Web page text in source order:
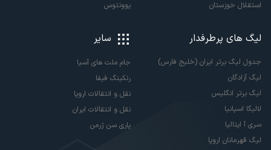
استقلال خوزستان
یوونتوس
لیگ های پرطرفدار
جدول لیگ برتر ایران (خلیج فارس)
لیگ آزادگان
لیگ برتر انگلیس
لالیگا اسپانیا
سری آ ایتالیا
لیگ قهرمانان اروپا
سایر
جام ملت های آسیا
رنکینگ فیفا
نقل و انتقالات اروپا
نقل و انتقالات ایران
پاری سن ژرمن